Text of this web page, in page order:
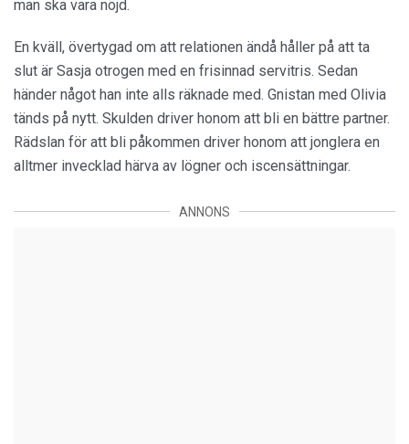
man ska vara nöjd.
En kväll, övertygad om att relationen ändå håller på att ta
slut är Sasja otrogen med en frisinnad servitris. Sedan
händer något han inte alls räknade med. Gnistan med Olivia
tänds på nytt. Skulden driver honom att bli en bättre partner.
Rädslan för att bli påkommen driver honom att jonglera en
alltmer invecklad härva av lögner och iscensättningar.
ANNONS